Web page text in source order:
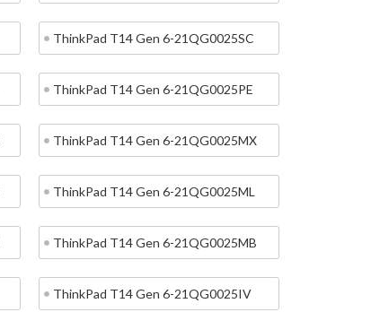
ThinkPad T14 Gen 6-21QG0025SC
ThinkPad T14 Gen 6-21QG0025PE
ThinkPad T14 Gen 6-21QG0025MX
ThinkPad T14 Gen 6-21QG0025ML
ThinkPad T14 Gen 6-21QG0025MB
ThinkPad T14 Gen 6-21QG0025IV